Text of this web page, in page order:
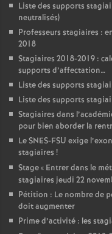
Liste des supports
neutralisés)
Professeurs stagiaires :
2018
Stagiaires 2018-2019 :
supports d’affectation…
Liste des supports
Liste des supports
Stagiaires dans
pour bien aborder la
Le SNES-FSU exige
stagiaires !
Stage « Entrer dans le
stagiaires jeudi 22
Pétition : Le nombre de
doit augmenter
Prime d’activité : les